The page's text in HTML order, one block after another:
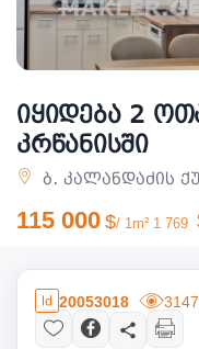
იყიდება 2
კრწანისში
ბ. კალანდაძის
115 000 / 1m² 1 769
20053018 3147